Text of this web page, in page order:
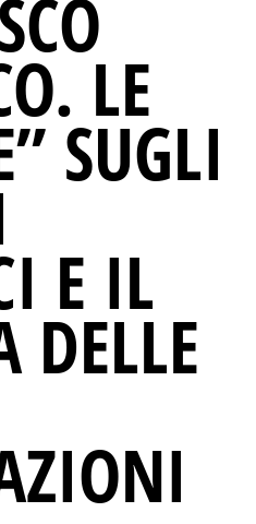
LE
SUGLI
E IL
DELLE